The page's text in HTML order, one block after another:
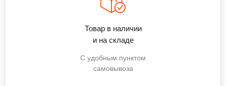
Товар в наличии
и на складе
С удобным пунктом
самовывоза